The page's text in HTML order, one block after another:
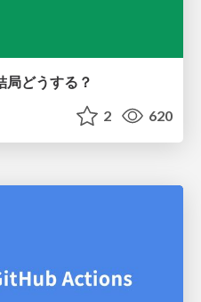
どうする？
2 620